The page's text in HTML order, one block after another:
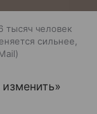
тысяч человек
сильнее,